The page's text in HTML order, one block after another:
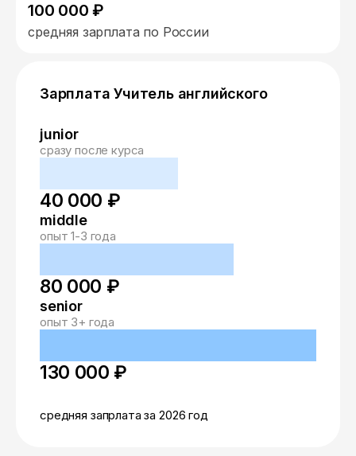
100 000 ₽
средняя зарплата по России
Зарплата Учитель английского
junior
сразу после курса
40 000 ₽
middle
опыт 1-3 года
80 000 ₽
senior
опыт 3+ года
130 000 ₽
средняя запрлата за 2026 год